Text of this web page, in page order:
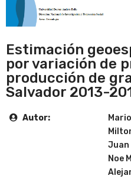
Estimación
por variación de
producción de
Salvador 2013-
Autor:
Juan
Noe